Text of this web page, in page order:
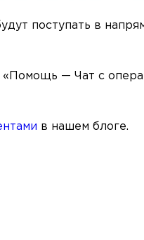
поступать в
«Помощь — Чат с
в нашем блоге.